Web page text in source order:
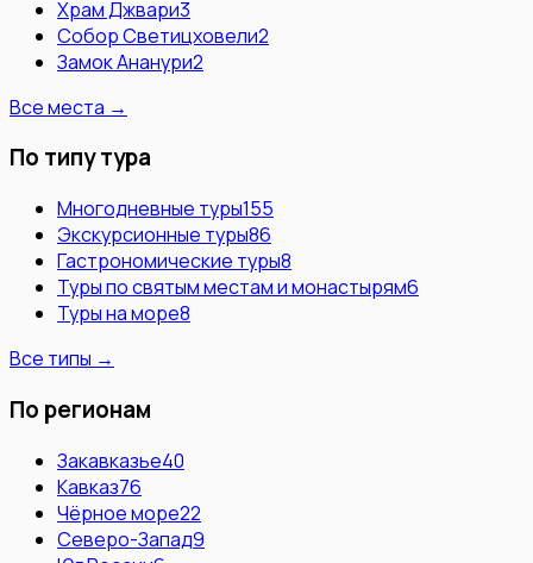
Храм Джвари3
Собор Светицховели2
Замок Ананури2
Все места →
По типу тура
Многодневные туры155
Экскурсионные туры86
Гастрономические туры8
Туры по святым местам и монастырям6
Туры на море8
Все типы →
По регионам
Закавказье40
Кавказ76
Чёрное море22
Северо-Запад9